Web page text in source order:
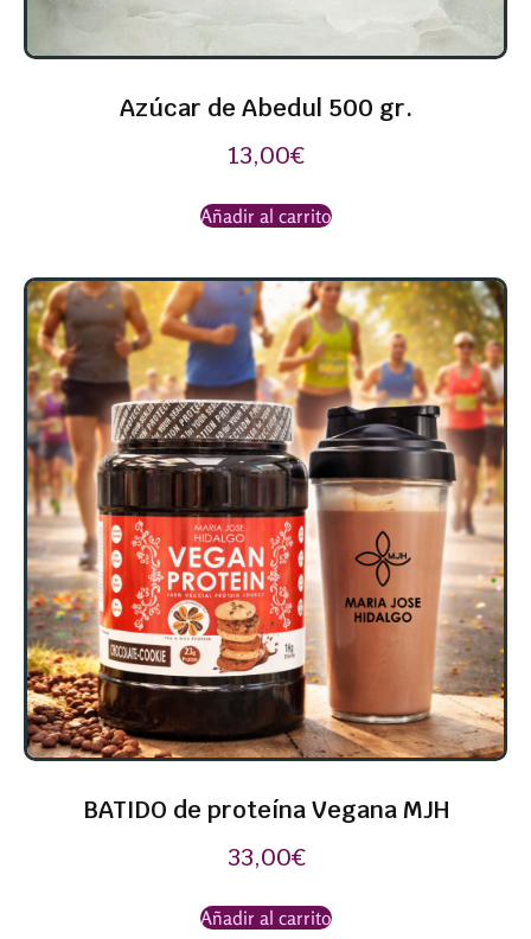
Azúcar de Abedul 500 gr.
13,00€
Añadir al carrito
BATIDO de proteína Vegana MJH
33,00€
Añadir al carrito